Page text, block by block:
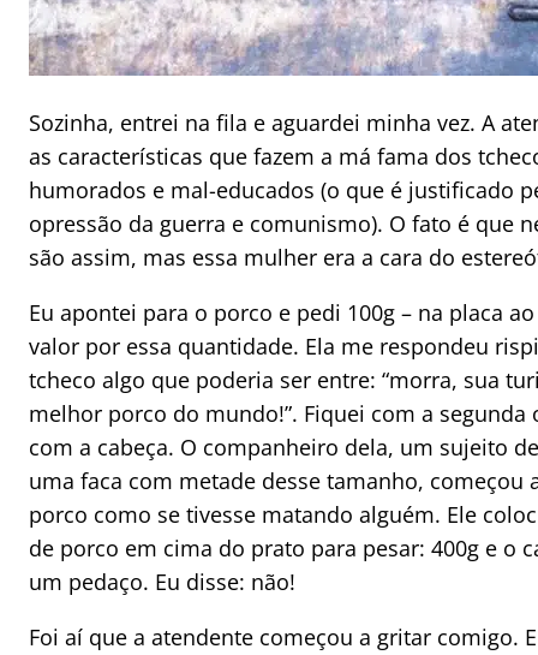
Sozinha, entrei na fila e aguardei minha vez. A
as características que fazem a má fama dos
humorados e mal-educados (o que é justificado
opressão da guerra e comunismo). O fato é que
são assim, mas essa mulher era a cara do
Eu apontei para o porco e pedi 100g – na placa
valor por essa quantidade. Ela me respondeu
tcheco algo que poderia ser entre: “morra, sua
melhor porco do mundo!”. Fiquei com a segunda
com a cabeça. O companheiro dela, um sujeito
uma faca com metade desse tamanho, começou
porco como se tivesse matando alguém. Ele
de porco em cima do prato para pesar: 400g e o
um pedaço. Eu disse: não!
Foi aí que a atendente começou a gritar comigo.